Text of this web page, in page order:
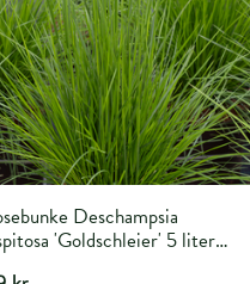
Deschampsia
'Goldschleier' 5 liter